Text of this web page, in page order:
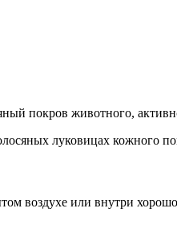
покров животного,
луковицах кожного
воздухе или внутри